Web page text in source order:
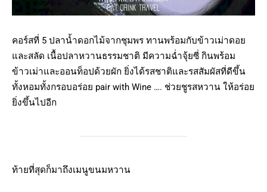
คอร์สที่ 5 ปลาน้ำดอกไม้จากชุมพร ทานพร้อมกับข้าวเม่าดอย
และสลัด เนื้อปลาหวานธรรมชาติ มีความฉ่ำจุ้ยซี่ กินพร้อม
ข้าวเม่าและออนท็อปด้วยผัก ยิ่งได้รสชาติและรสสัมผัสที่ดีขึ้น
ทั้งหอมทั้งกรอบอร่อย pair with Wine …. ช่วยชูรสหวาน ให้อร่อย
ยิ่งขึ้นไปอีก
ท้ายที่สุดก็มาถึงเมนูขนมหวาน